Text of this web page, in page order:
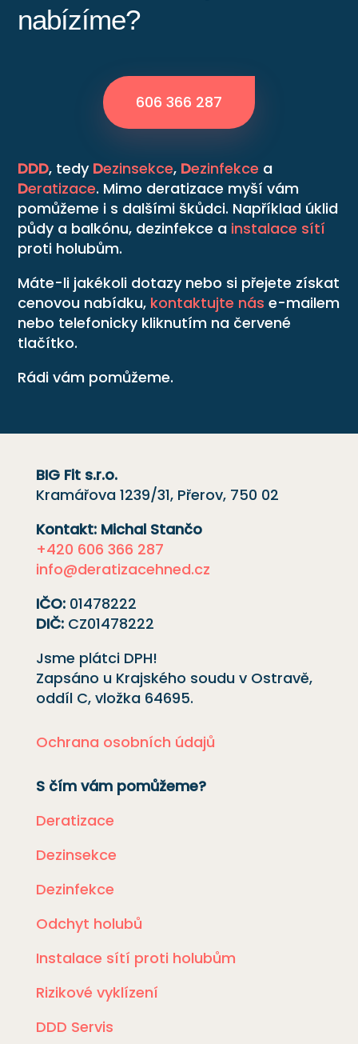
nabízíme?
606 366 287
DDD, tedy Dezinsekce, Dezinfekce a
Deratizace. Mimo deratizace myší vám
pomůžeme i s dalšími škůdci. Například úklid
půdy a balkónu, dezinfekce a instalace sítí
proti holubům.
Máte-li jakékoli dotazy nebo si přejete získat
cenovou nabídku, kontaktujte nás e-mailem
nebo telefonicky kliknutím na červené
tlačítko.
Rádi vám pomůžeme.
BIG Fit s.r.o.
Kramářova 1239/31, Přerov, 750 02
Kontakt: Michal Stančo
+420 606 366 287
info@deratizacehned.cz
IČO: 01478222
DIČ: CZ01478222
Jsme plátci DPH!
Zapsáno u Krajského soudu v Ostravě,
oddíl C, vložka 64695.
Ochrana osobních údajů
S čím vám pomůžeme?
Deratizace
Dezinsekce
Dezinfekce
Odchyt holubů
Instalace sítí proti holubům
Rizikové vyklízení
DDD Servis